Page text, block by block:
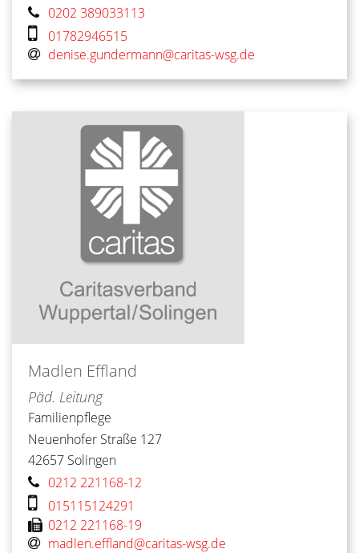
0202 389033113
01782946515
denise.gundermann@caritas-wsg.de
Madlen Effland
Päd. Leitung
Familienpflege
Neuenhofer Straße 127
42657 Solingen
0212 221168-12
015115124291
0212 221168-19
madlen.effland@caritas-wsg.de